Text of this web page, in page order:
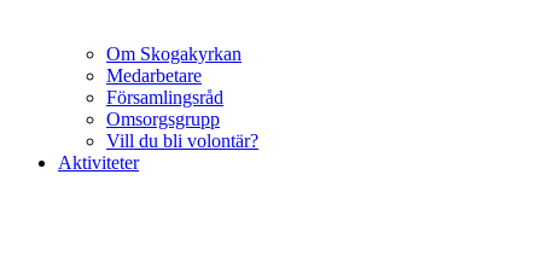
Om Skogakyrkan
Medarbetare
Församlingsråd
Omsorgsgrupp
Vill du bli volontär?
Aktiviteter